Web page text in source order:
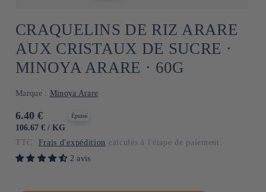
CRAQUELINS DE RIZ ARARE
AUX CRISTAUX DE SUCRE ⋅
MINOYA ARARE ⋅ 60G
Marque : Minoya Arare
Prix
habituel
6.40 €
PRIX
106.67 € / PAR
KG
Épuisé
TTC. Frais d'expédition calculés à l'étape de paiement.
2 avis